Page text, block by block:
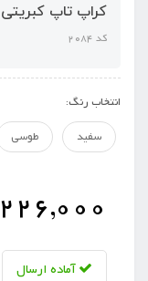
کراپ تاپ کبریتی
کد 2084
انتخاب رنگ:
سفید
طوسی
226,000
آماده ارسال